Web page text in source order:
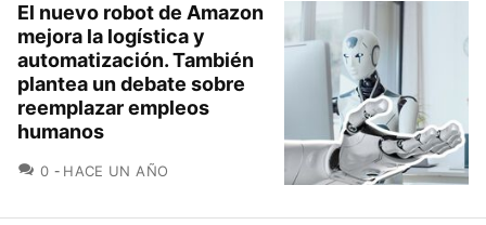
El nuevo robot de Amazon
mejora la logística y
automatización. También
plantea un debate sobre
reemplazar empleos
humanos
0 COMENTARIOS
HACE UN AÑO